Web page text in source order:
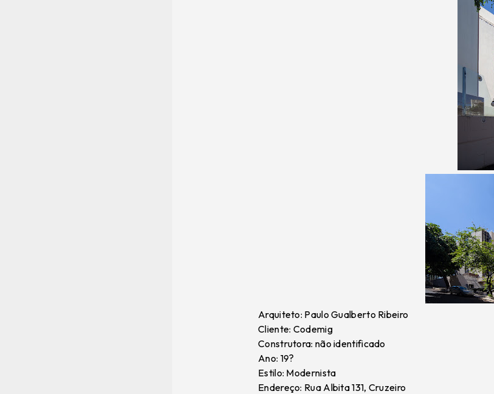
Arquiteto: Paulo Gualberto Ribeiro
Cliente: Codemig
Construtora: não identificado
Ano: 19?
Estilo: Modernista
Endereço: Rua Albita 131, Cruzeiro